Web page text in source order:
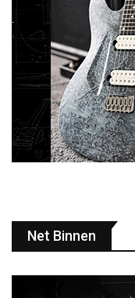
Net Binnen